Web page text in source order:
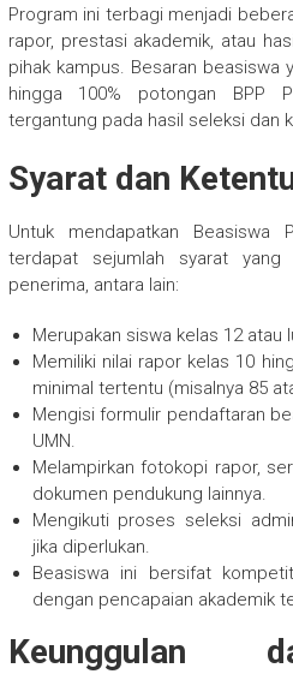
Program ini terbagi menjadi
rapor, prestasi akademik, atau
pihak kampus. Besaran beasiswa
hingga 100% potongan BPP
tergantung pada hasil seleksi dan
Syarat dan
Untuk mendapatkan Beasiswa
terdapat sejumlah syarat
penerima, antara lain:
Merupakan siswa kelas 12 atau
Memiliki nilai rapor kelas 10
minimal tertentu (misalnya 85
Mengisi formulir pendaftaran
UMN.
Melampirkan fotokopi rapor,
dokumen pendukung lainnya.
Mengikuti proses seleksi
jika diperlukan.
Beasiswa ini bersifat
dengan pencapaian akademik
Keunggulan